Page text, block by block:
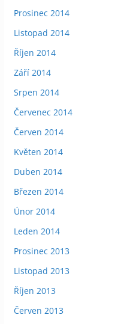
Prosinec 2014
Listopad 2014
Říjen 2014
Září 2014
Srpen 2014
Červenec 2014
Červen 2014
Květen 2014
Duben 2014
Březen 2014
Únor 2014
Leden 2014
Prosinec 2013
Listopad 2013
Říjen 2013
Červen 2013